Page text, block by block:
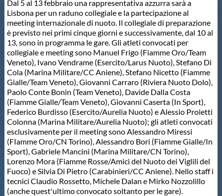
Salvamento
Master
Formazione
GUG
Scuole Nuoto
Propaganda
Dal 5 al 13 febbraio una rappresentativa azzurra sarà a
Lisbona per un raduno collegiale e la partecipazione al
meeting internazionale di nuoto. Il collegiale di preparazione
è previsto nei primi cinque giorni e successivamente, dal 10 al
13, sono in programma le gare. Gli atleti convocati per
collegiale e meeting sono Manuel Frigo (Fiamme Oro/Team
Veneto), Ivano Vendrame (Esercito/Larus Nuoto), Stefano Di
Cola (Marina Militare/CC Aniene), Stefano Nicetto (Fiamme
Gialle/Team Veneto), Giovanni Carraro (Riviera Nuoto Dolo),
Paolo Conte Bonin (Team Veneto), Davide Dalla Costa
(Fiamme Gialle/Team Veneto), Giovanni Caserta (In Sport),
Federico Burdisso (Esercito/Aurelia Nuoto) e Alessio Proietti
Colonna (Marina Militare/Aurelia Nuoto); gli atleti convocati
esclusivamente per il meeting sono Alessandro Miressi
(FIamme Oro/CN Torino), Alessandro Bori (Fiamme Gialle/In
Sport), Gabriele Mancini (Marina Militare/CN Torino),
Lorenzo Mora (Fiamme Rosse/Amici del Nuoto dei Viglili del
Fuoco) e Silvia Di Pietro (Carabinieri/CC Aniene). Nello staff i
tecnici Claudio Rossetto, Michele Dalan e Mirko Nozzolillo
(anche quest'ultimo convocato soltanto per le gare).